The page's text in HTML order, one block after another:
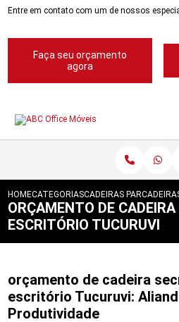
Entre em contato com um de nossos
Faça seu orçamento
agora
HOMECATEGORIASCADEIRAS PARA
ORÇAMENTO DE
ESCRITÓRIO TUCURUVI
orçamento de cadeira
escritório Tucuruvi:
Produtividade